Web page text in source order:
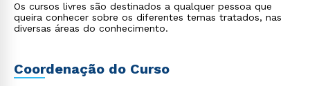
Os cursos livres são destinados a qualquer pessoa que
queira conhecer sobre os diferentes temas tratados, nas
diversas áreas do conhecimento.
Coordenação do Curso